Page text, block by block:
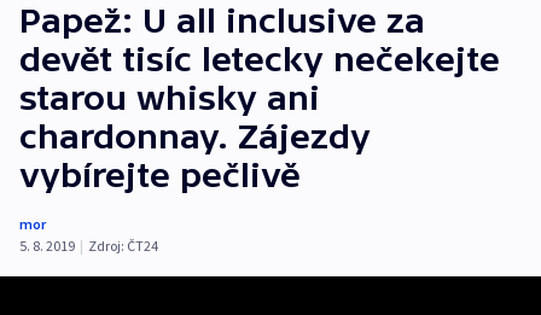
Papež: U all inclusive za
devět tisíc letecky nečekejte
starou whisky ani
chardonnay. Zájezdy
vybírejte pečlivě
mor
5. 8. 2019 | Zdroj: ČT24